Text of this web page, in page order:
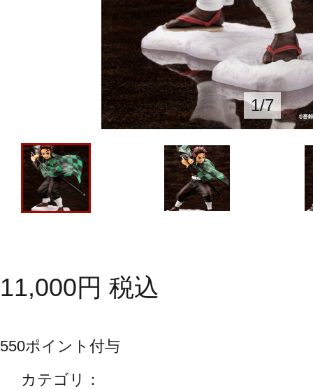
1/7
11,000円 税込
550ポイント付与
カテゴリ：